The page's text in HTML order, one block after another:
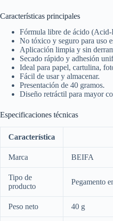
Características principales
Fórmula libre de ácido (Acid-
No tóxico y seguro para uso
Aplicación limpia y sin
Secado rápido y adhesión
Ideal para papel, cartulina,
Fácil de usar y almacenar.
Presentación de 40 gramos.
Diseño retráctil para mayor
Especificaciones técnicas
Característica
Marca BEIFA
Tipo de
producto
Pegamento
Peso neto 40 g